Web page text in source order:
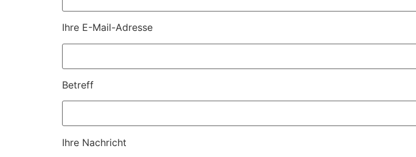
Ihre E-Mail-Adresse
Betreff
Ihre Nachricht